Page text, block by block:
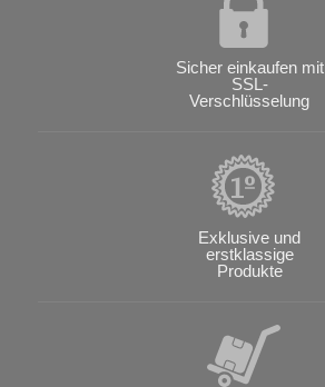
Sicher einkaufen mit
SSL-
Verschlüsselung
Exklusive und
erstklassige
Produkte